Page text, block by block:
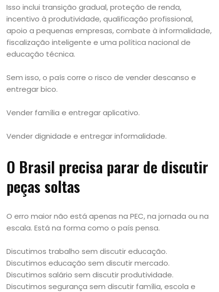
Isso inclui transição gradual, proteção de renda,
incentivo à produtividade, qualificação profissional,
apoio a pequenas empresas, combate à informalidade,
fiscalização inteligente e uma política nacional de
educação técnica.
Sem isso, o país corre o risco de vender descanso e
entregar bico.
Vender família e entregar aplicativo.
Vender dignidade e entregar informalidade.
O Brasil precisa parar de discutir
peças soltas
O erro maior não está apenas na PEC, na jornada ou na
escala. Está na forma como o país pensa.
Discutimos trabalho sem discutir educação.
Discutimos educação sem discutir mercado.
Discutimos salário sem discutir produtividade.
Discutimos segurança sem discutir família, escola e